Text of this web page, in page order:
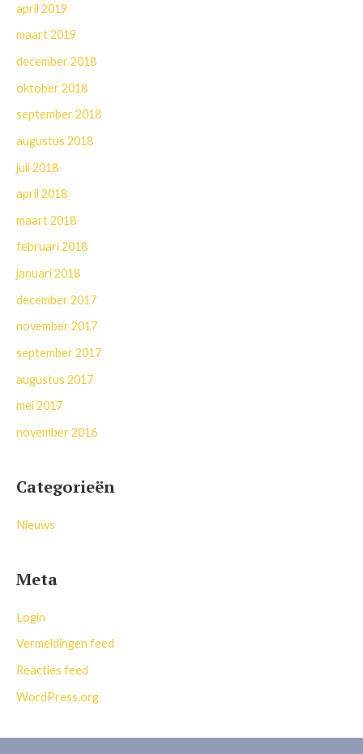
april 2019
maart 2019
december 2018
oktober 2018
september 2018
augustus 2018
juli 2018
april 2018
maart 2018
februari 2018
januari 2018
december 2017
november 2017
september 2017
augustus 2017
mei 2017
november 2016
Categorieën
Nieuws
Meta
Login
Vermeldingen feed
Reacties feed
WordPress.org